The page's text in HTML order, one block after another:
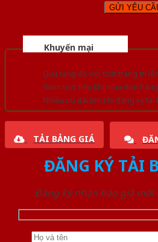
Khuyến mại
Quà tặng đồ nội thất trang trí
Giảm trực tiếp khi mua đơn
Nhiều ưu đãi lớn khi đăng ký
TẢI BẢNG GIÁ
ĐĂNG KÝ TẢI
Đăng ký nhận báo giá